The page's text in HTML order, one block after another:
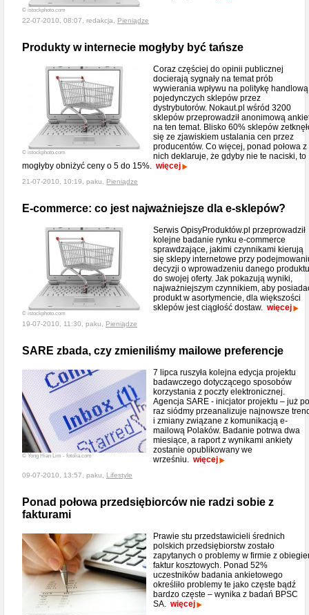
© istockphoto.com
22-07-2010, 08:07, redakcja, Pieniądze
Produkty w internecie mogłyby być tańsze
© istockphoto.com
Coraz częściej do opinii publicznej
docierają sygnały na temat prób
wywierania wpływu na politykę handlową
pojedynczych sklepów przez
dystrybutorów. Nokaut.pl wśród 3200
sklepów przeprowadził anonimową
na ten temat. Blisko 60% sklepów
się ze zjawiskiem ustalania cen przez
producentów. Co więcej, ponad połowa z
nich deklaruje, że gdyby nie te naciski, to
mogłyby obniżyć ceny o 5 do 15%. więcej
21-07-2010, 10:19, paku, Pieniądze
E-commerce: co jest najważniejsze dla e-sklepów?
© istockphoto.com
Serwis OpisyProduktów.pl przeprowadził
kolejne badanie rynku e-commerce
sprawdzające, jakimi czynnikami kierują
się sklepy internetowe przy
decyzji o wprowadzeniu danego produktu
do swojej oferty. Jak pokazują wyniki,
najważniejszym czynnikiem, aby
produkt w asortymencie, dla większości
sklepów jest ciągłość dostaw. więcej
19-07-2010, 11:30, paku, Pieniądze
SARE zbada, czy zmieniliśmy mailowe preferencje
© Yong Hian Lim - fotolia.com
7 lipca ruszyła kolejna edycja projektu
badawczego dotyczącego sposobów
korzystania z poczty elektronicznej.
Agencja SARE - inicjator projektu – już po
raz siódmy przeanalizuje najnowsze
i zmiany związane z komunikacją e-
mailową Polaków. Badanie potrwa dwa
miesiące, a raport z wynikami ankiety
zostanie opublikowany we
wrześniu. więcej
09-07-2010, 13:57, paku, Lifestyle
Ponad połowa przedsiębiorców nie radzi sobie z
fakturami
Prawie stu przedstawicieli średnich
polskich przedsiębiorstw zostało
zapytanych o problemy w firmie z
faktur kosztowych. Ponad 52%
uczestników badania ankietowego
określiło problemy te jako częste bądź
bardzo częste – wynika z badań BPSC
SA. więcej